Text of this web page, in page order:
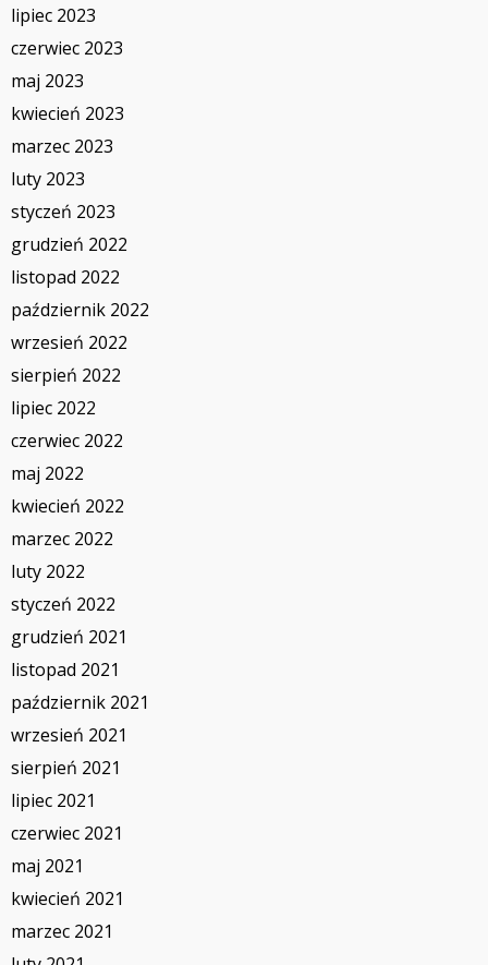
lipiec 2023
czerwiec 2023
maj 2023
kwiecień 2023
marzec 2023
luty 2023
styczeń 2023
grudzień 2022
listopad 2022
październik 2022
wrzesień 2022
sierpień 2022
lipiec 2022
czerwiec 2022
maj 2022
kwiecień 2022
marzec 2022
luty 2022
styczeń 2022
grudzień 2021
listopad 2021
październik 2021
wrzesień 2021
sierpień 2021
lipiec 2021
czerwiec 2021
maj 2021
kwiecień 2021
marzec 2021